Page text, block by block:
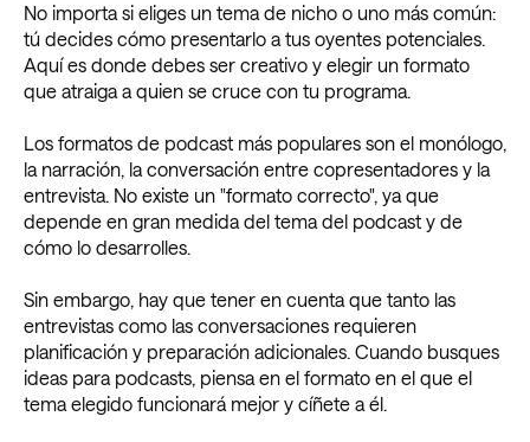
No importa si eliges un tema de nicho o uno más común:
tú decides cómo presentarlo a tus oyentes potenciales.
Aquí es donde debes ser creativo y elegir un formato
que atraiga a quien se cruce con tu programa.
Los formatos de podcast más populares son el monólogo,
la narración, la conversación entre copresentadores y la
entrevista. No existe un "formato correcto", ya que
depende en gran medida del tema del podcast y de
cómo lo desarrolles.
Sin embargo, hay que tener en cuenta que tanto las
entrevistas como las conversaciones requieren
planificación y preparación adicionales. Cuando busques
ideas para podcasts, piensa en el formato en el que el
tema elegido funcionará mejor y cíñete a él.